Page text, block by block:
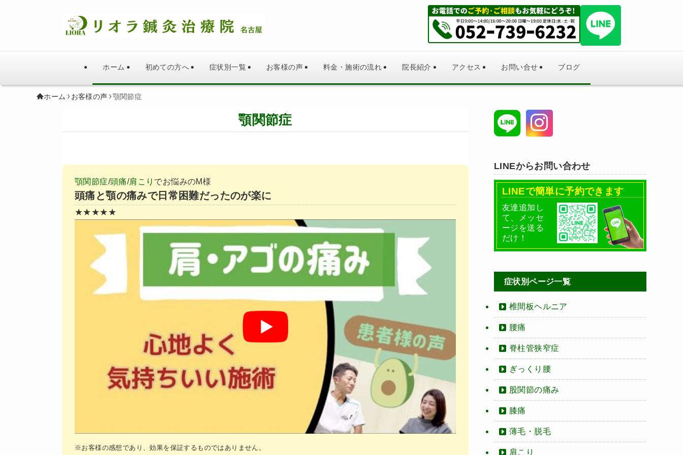
ホーム 初めての方へ 症状別一覧 お客様の声 料金・施術の流れ 院長紹介 アクセス お問い合せ ブログ
ホーム お客様の声 顎関節症
顎関節症
顎関節症/頭痛/肩こり でお悩みのM様
頭痛と顎の痛みで日常困難だったのが楽に
★★★★★
※お客様の感想であり、効果を保証するものではありません。
LINEからお問い合わせ
LINEで簡単に予約できます
友達追加し
て、メッセ
ージを送る
だけ！
症状別ページ一覧
椎間板ヘルニア
腰痛
脊柱管狭窄症
ぎっくり腰
股関節の痛み
膝痛
薄毛・脱毛
肩こり